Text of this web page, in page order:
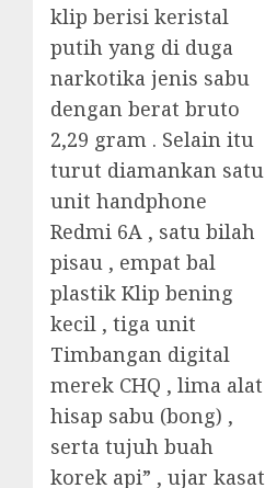
klip berisi keristal
putih yang di duga
narkotika jenis sabu
dengan berat bruto
2,29 gram . Selain itu
turut diamankan satu
unit handphone
Redmi 6A , satu bilah
pisau , empat bal
plastik Klip bening
kecil , tiga unit
Timbangan digital
merek CHQ , lima alat
hisap sabu (bong) ,
serta tujuh buah
korek api” , ujar kasat